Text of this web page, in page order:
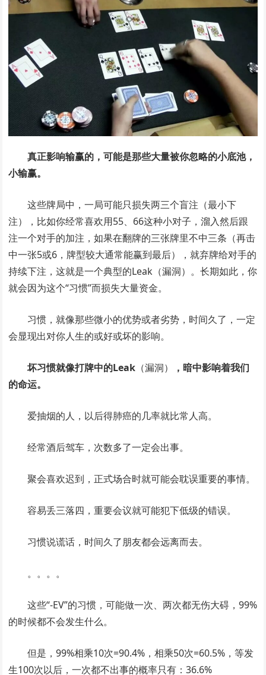
真正影响输赢的，可能是那些大量被你忽略的小底池，
小输赢。
这些牌局中，一局可能只损失两三个盲注（最小下
注），比如你经常喜欢用55、66这种小对子，溜入然后跟
注一个对手的加注，如果在翻牌的三张牌里不中三条（再击
中一张5或6，牌型较大通常能赢到最后），就弃牌给对手的
持续下注，这就是一个典型的Leak（漏洞）。长期如此，你
就会因为这个“习惯”而损失大量资金。
习惯，就像那些微小的优势或者劣势，时间久了，一定
会显现出对你人生的或好或坏的影响。
坏习惯就像打牌中的Leak （漏洞）
，暗中影响着我们
的命运。
爱抽烟的人，以后得肺癌的几率就比常人高。
经常酒后驾车，次数多了一定会出事。
聚会喜欢迟到，正式场合时就可能会耽误重要的事情。
容易丢三落四，重要会议就可能犯下低级的错误。
习惯说谎话，时间久了朋友都会远离而去。
。。。。
这些“-EV”的习惯，可能做一次、两次都无伤大碍，99%
的时候都不会发生什么。
但是，99%相乘10次=90.4%，相乘50次=60.5%，等发
生100次以后，一次都不出事的概率只有：36.6%